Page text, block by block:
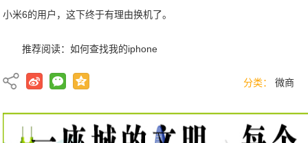
小米6的用户，这下终于有理由换机了。
推荐阅读：如何查找我的iphone
分类： 微商